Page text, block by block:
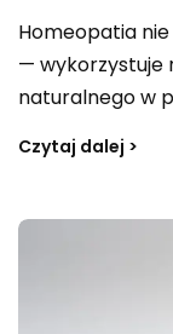
Homeopatia nie
— wykorzystuje
naturalnego w
się na
popularność
wybierają
skuteczności
pacjentów
Czytaj dalej >